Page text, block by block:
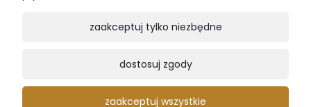
oferujące unikalne połączenie estetyki i niezrównanej
integralności strukturalnej, której inne materiały nie są w
stanie odzwierciedlić. Jesteśmy pasjonatami jakości,
dobrego smaku i piękna ukrytego w prostej formie.
zaakceptuj tylko niezbędne
dostosuj zgody
zaakceptuj wszystkie